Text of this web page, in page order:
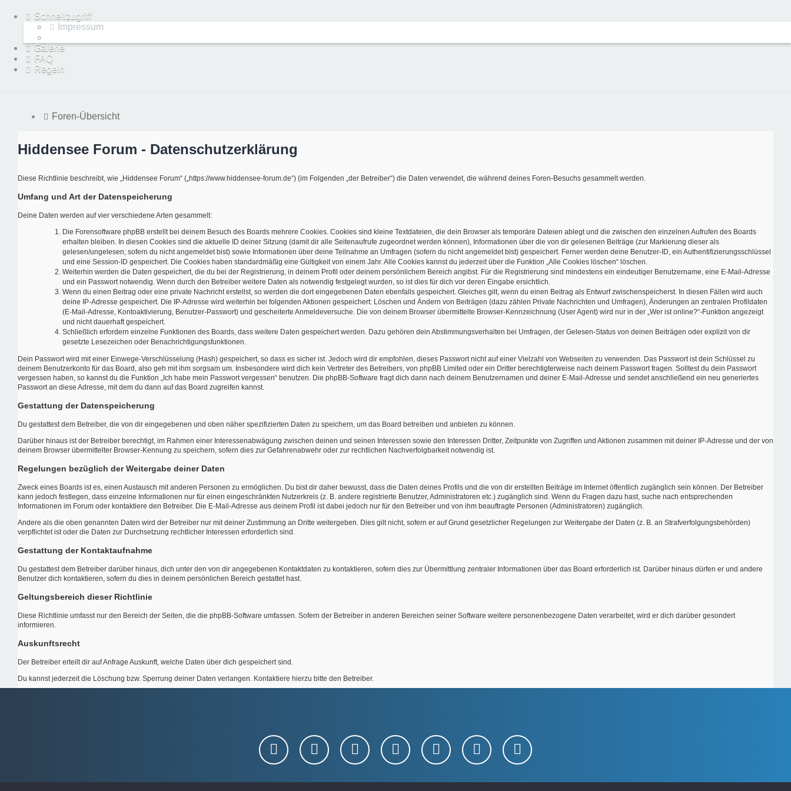
Schnellzugriff
Impressum
Galerie
FAQ
Regeln
Foren-Übersicht
Hiddensee Forum - Datenschutzerklärung
Diese Richtlinie beschreibt, wie „Hiddensee Forum“ („https://www.hiddensee-forum.de“) (im Folgenden „der Betreiber“) die Daten verwendet, die während deines Foren-Besuchs gesammelt werden.
Umfang und Art der Datenspeicherung
Deine Daten werden auf vier verschiedene Arten gesammelt:
Die Forensoftware phpBB erstellt bei deinem Besuch des Boards mehrere Cookies. Cookies sind kleine Textdateien, die dein Browser als temporäre Dateien ablegt und die zwischen den einzelnen Aufrufen des Boards
erhalten bleiben. In diesen Cookies sind die aktuelle ID deiner Sitzung (damit dir alle Seitenaufrufe zugeordnet werden können), Informationen über die von dir gelesenen Beiträge (zur Markierung dieser als
gelesen/ungelesen; sofern du nicht angemeldet bist) sowie Informationen über deine Teilnahme an Umfragen (sofern du nicht angemeldet bist) gespeichert. Ferner werden deine Benutzer-ID, ein Authentifizierungsschlüssel
und eine Session-ID gespeichert. Die Cookies haben standardmäßig eine Gültigkeit von einem Jahr. Alle Cookies kannst du jederzeit über die Funktion „Alle Cookies löschen“ löschen.
Weiterhin werden die Daten gespeichert, die du bei der Registrierung, in deinem Profil oder deinem persönlichem Bereich angibst. Für die Registrierung sind mindestens ein eindeutiger Benutzername, eine E-Mail-Adresse
und ein Passwort notwendig. Wenn durch den Betreiber weitere Daten als notwendig festgelegt wurden, so ist dies für dich vor deren Eingabe ersichtlich.
Wenn du einen Beitrag oder eine private Nachricht erstellst, so werden die dort eingegebenen Daten ebenfalls gespeichert. Gleiches gilt, wenn du einen Beitrag als Entwurf zwischenspeicherst. In diesen Fällen wird auch
deine IP-Adresse gespeichert. Die IP-Adresse wird weiterhin bei folgenden Aktionen gespeichert: Löschen und Ändern von Beiträgen (dazu zählen Private Nachrichten und Umfragen), Änderungen an zentralen Profildaten
(E-Mail-Adresse, Kontoaktivierung, Benutzer-Passwort) und gescheiterte Anmeldeversuche. Die von deinem Browser übermittelte Browser-Kennzeichnung (User Agent) wird nur in der „Wer ist online?“-Funktion angezeigt
und nicht dauerhaft gespeichert.
Schließlich erfordern einzelne Funktionen des Boards, dass weitere Daten gespeichert werden. Dazu gehören dein Abstimmungsverhalten bei Umfragen, der Gelesen-Status von deinen Beiträgen oder explizit von dir
gesetzte Lesezeichen oder Benachrichtigungsfunktionen.
Dein Passwort wird mit einer Einwege-Verschlüsselung (Hash) gespeichert, so dass es sicher ist. Jedoch wird dir empfohlen, dieses Passwort nicht auf einer Vielzahl von Webseiten zu verwenden. Das Passwort ist dein Schlüssel zu
deinem Benutzerkonto für das Board, also geh mit ihm sorgsam um. Insbesondere wird dich kein Vertreter des Betreibers, von phpBB Limited oder ein Dritter berechtigterweise nach deinem Passwort fragen. Solltest du dein Passwort
vergessen haben, so kannst du die Funktion „Ich habe mein Passwort vergessen“ benutzen. Die phpBB-Software fragt dich dann nach deinem Benutzernamen und deiner E-Mail-Adresse und sendet anschließend ein neu generiertes
Passwort an diese Adresse, mit dem du dann auf das Board zugreifen kannst.
Gestattung der Datenspeicherung
Du gestattest dem Betreiber, die von dir eingegebenen und oben näher spezifizierten Daten zu speichern, um das Board betreiben und anbieten zu können.
Darüber hinaus ist der Betreiber berechtigt, im Rahmen einer Interessenabwägung zwischen deinen und seinen Interessen sowie den Interessen Dritter, Zeitpunkte von Zugriffen und Aktionen zusammen mit deiner IP-Adresse und der von
deinem Browser übermittelter Browser-Kennung zu speichern, sofern dies zur Gefahrenabwehr oder zur rechtlichen Nachverfolgbarkeit notwendig ist.
Regelungen bezüglich der Weitergabe deiner Daten
Zweck eines Boards ist es, einen Austausch mit anderen Personen zu ermöglichen. Du bist dir daher bewusst, dass die Daten deines Profils und die von dir erstellten Beiträge im Internet öffentlich zugänglich sein können. Der Betreiber
kann jedoch festlegen, dass einzelne Informationen nur für einen eingeschränkten Nutzerkreis (z. B. andere registrierte Benutzer, Administratoren etc.) zugänglich sind. Wenn du Fragen dazu hast, suche nach entsprechenden
Informationen im Forum oder kontaktiere den Betreiber. Die E-Mail-Adresse aus deinem Profil ist dabei jedoch nur für den Betreiber und von ihm beauftragte Personen (Administratoren) zugänglich.
Andere als die oben genannten Daten wird der Betreiber nur mit deiner Zustimmung an Dritte weitergeben. Dies gilt nicht, sofern er auf Grund gesetzlicher Regelungen zur Weitergabe der Daten (z. B. an Strafverfolgungsbehörden)
verpflichtet ist oder die Daten zur Durchsetzung rechtlicher Interessen erforderlich sind.
Gestattung der Kontaktaufnahme
Du gestattest dem Betreiber darüber hinaus, dich unter den von dir angegebenen Kontaktdaten zu kontaktieren, sofern dies zur Übermittlung zentraler Informationen über das Board erforderlich ist. Darüber hinaus dürfen er und andere
Benutzer dich kontaktieren, sofern du dies in deinem persönlichen Bereich gestattet hast.
Geltungsbereich dieser Richtlinie
Diese Richtlinie umfasst nur den Bereich der Seiten, die die phpBB-Software umfassen. Sofern der Betreiber in anderen Bereichen seiner Software weitere personenbezogene Daten verarbeitet, wird er dich darüber gesondert
informieren.
Auskunftsrecht
Der Betreiber erteilt dir auf Anfrage Auskunft, welche Daten über dich gespeichert sind.
Du kannst jederzeit die Löschung bzw. Sperrung deiner Daten verlangen. Kontaktiere hierzu bitte den Betreiber.